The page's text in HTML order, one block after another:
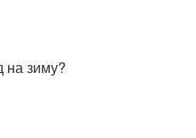
на зиму?